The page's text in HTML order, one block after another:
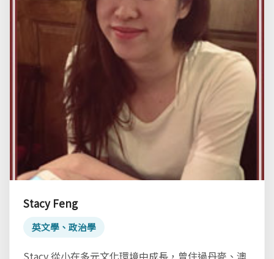
Stacy Feng
英文學、政治學
Stacy 從小在多元文化環境中成長，曾住過丹麥、澳